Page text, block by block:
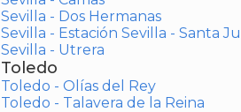
Sevilla - Dos Hermanas
Sevilla - Estación Sevilla - Santa
Sevilla - Utrera
Toledo
Toledo - Olías del Rey
Toledo - Talavera de la Reina